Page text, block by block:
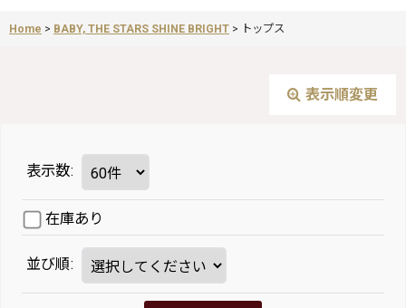
Home > BABY, THE STARS SHINE BRIGHT > トップス
表示順変更
表示数:
在庫あり
並び順: